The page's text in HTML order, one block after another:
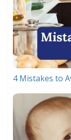
4 Mistakes to